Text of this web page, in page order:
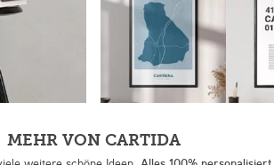
MEHR VON CARTIDA